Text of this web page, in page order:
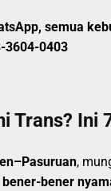
semua
3604-0403
Trans? Ini
,
bener-bener